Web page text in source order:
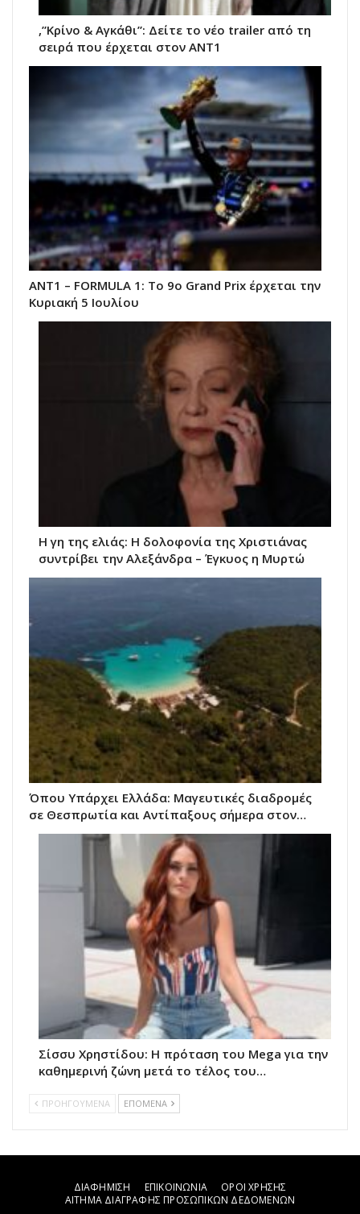
,”Κρίνο & Αγκάθι”: Δείτε το νέο trailer από τη
σειρά που έρχεται στον ΑΝΤ1
ΑΝΤ1 – FORMULA 1: Tο 9o Grand Prix έρχεται την
Κυριακή 5 Ιουλίου
Η γη της ελιάς: Η δολοφονία της Χριστιάνας
συντρίβει την Αλεξάνδρα – Έγκυος η Μυρτώ
Όπου Υπάρχει Ελλάδα: Μαγευτικές διαδρομές
σε Θεσπρωτία και Αντίπαξους σήμερα στον…
Σίσσυ Χρηστίδου: Η πρόταση του Mega για την
καθημερινή ζώνη μετά το τέλος του…
ΠΡΟΗΓΟΥΜΕΝΑ ΕΠΟΜΕΝΑ
ΔΙΑΦΗΜΙΣΗ ΕΠΙΚΟΙΝΩΝΙΑ
ΟΡΟΙ ΧΡΗΣΗΣ
ΑΙΤΗΜΑ ΔΙΑΓΡΑΦΗΣ ΠΡΟΣΩΠΙΚΩΝ ΔΕΔΟΜΕΝΩΝ